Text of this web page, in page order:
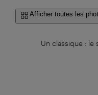
Afficher toutes les
Un classique : le